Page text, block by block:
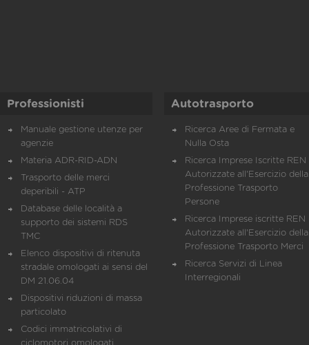
Professionisti
Manuale gestione utenze per
agenzie
Materia ADR-RID-ADN
Trasporto delle merci
deperibili - ATP
Database delle località a
supporto dei sistemi RDS
TMC
Elenco dispositivi di ritenuta
stradale omologati ai sensi del
DM 21.06.04
Dispositivi riduzioni di massa
particolato
Codici immatricolativi di
Autotrasporto
Ricerca Aree di Fermata e
Nulla Osta
Ricerca Imprese Iscritte REN
Autorizzate all'Esercizio della
Professione Trasporto
Persone
Ricerca Imprese iscritte REN
Autorizzate all'Esercizio della
Professione Trasporto Merci
Ricerca Servizi di Linea
Interregionali